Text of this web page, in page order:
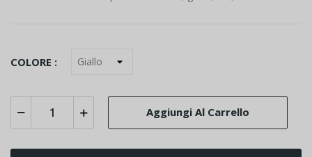
COLORE :
Aggiungi Al Carrello